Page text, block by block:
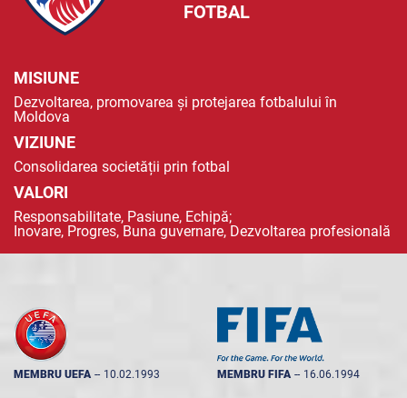
FOTBAL
MISIUNE
Dezvoltarea, promovarea și protejarea fotbalului în
Moldova
VIZIUNE
Consolidarea societății prin fotbal
VALORI
Responsabilitate, Pasiune, Echipă;
Inovare, Progres, Buna guvernare, Dezvoltarea profesională
MEMBRU UEFA -- 10.02.1993 MEMBRU FIFA -- 16.06.1994